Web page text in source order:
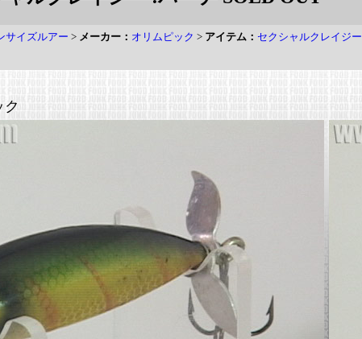
サイズルアー > メーカー： オリムピック > アイテム： セクシャルクレイジー